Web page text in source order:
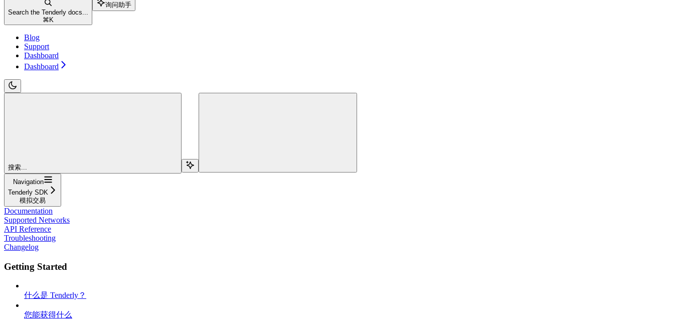
Search the Tenderly docs...
⌘ K
询问助手
Blog
Support
Dashboard
Dashboard
搜索...
Navigation
Tenderly SDK
模拟交易
Documentation
Supported Networks
API Reference
Troubleshooting
Changelog
Getting Started
什么是 Tenderly？
您能获得什么